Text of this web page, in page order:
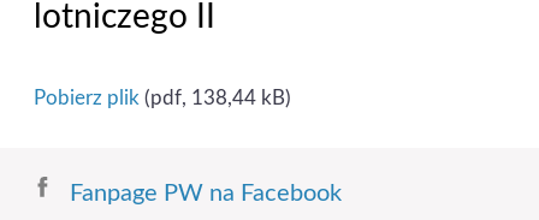
lotniczego II
Pobierz plik (pdf, 138,44 kB)
Fanpage PW na Facebook